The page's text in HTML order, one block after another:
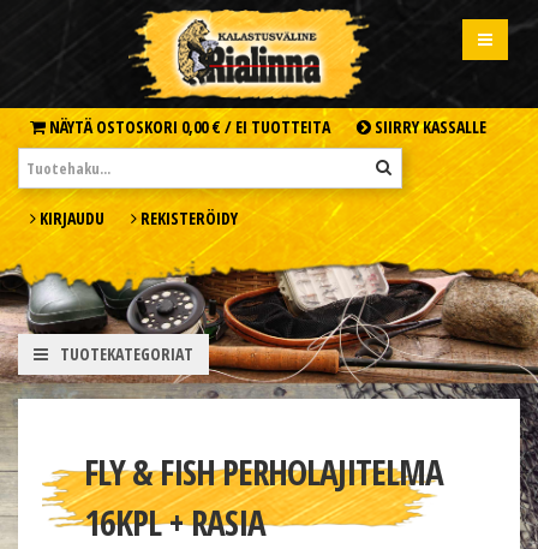
NÄYTÄ OSTOSKORI 0,00 € / EI TUOTTEITA SIIRRY KASSALLE
KIRJAUDU REKISTERÖIDY
TUOTEKATEGORIAT
FLY & FISH PERHOLAJITELMA
16KPL + RASIA